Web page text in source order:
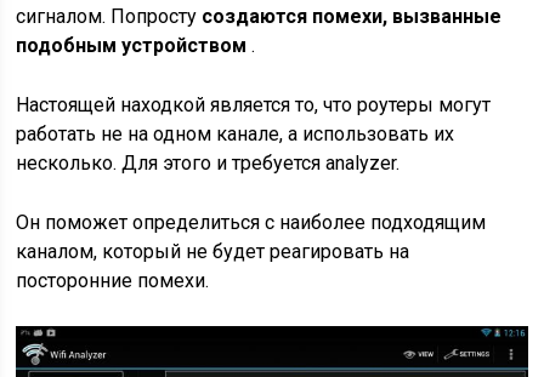
сигналом. Попросту создаются помехи, вызванные
подобным устройством.
Настоящей находкой является то, что роутеры могут
работать не на одном канале, а использовать их
несколько. Для этого и требуется analyzer.
Он поможет определиться с наиболее подходящим
каналом, который не будет реагировать на
посторонние помехи.